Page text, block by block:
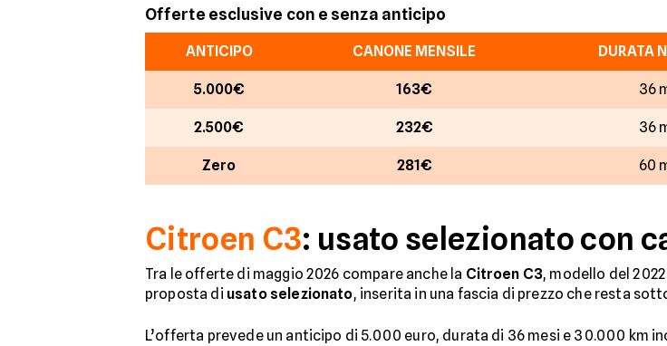
Offerte esclusive con e senza anticipo
ANTICIPO CANONE MENSILE DURATA
5.000€ 163€ 36
2.500€ 232€ 36
Zero 281€ 60
Citroen C3: usato selezionato con
Tra le offerte di maggio 2026 compare anche la Citroen C3, modello del
proposta di usato selezionato, inserita in una fascia di prezzo che resta
L’offerta prevede un anticipo di 5.000 euro, durata di 36 mesi e 30.000 km